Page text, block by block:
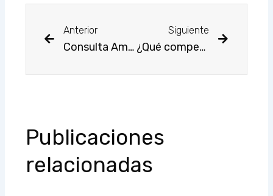
Anterior
Consulta Amigable SIAF – MEF (Seguimiento de la Ejecución Presupuestal)
Siguiente
¿Qué competencias son requeridas para el examen de Certificación ante OSCE?
Publicaciones
relacionadas